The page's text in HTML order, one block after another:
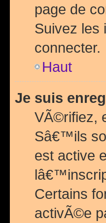
page de
Suivez les
connecter.
Haut
Je suis
VÃ©rifiez,
Sâ€™ils
est active
Certains
activÃ©e